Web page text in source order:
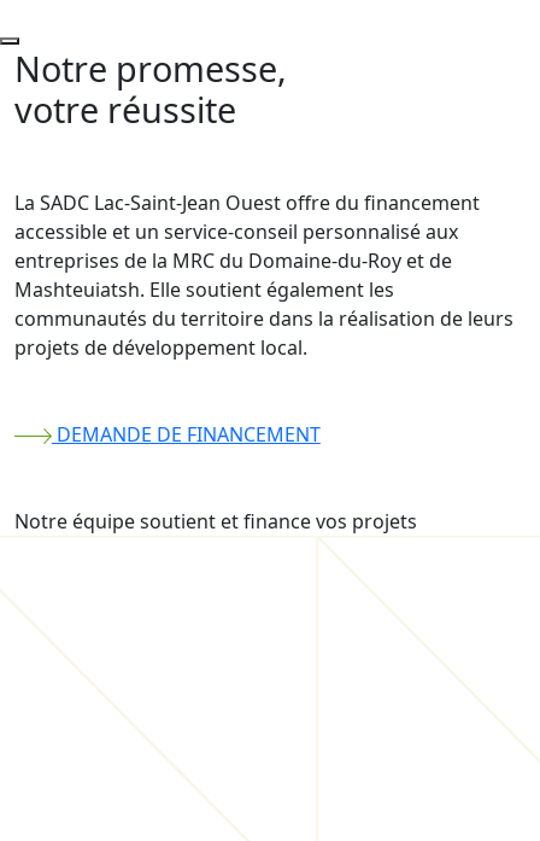
Notre promesse,
votre réussite
La SADC Lac-Saint-Jean Ouest offre du financement
accessible et un service-conseil personnalisé aux
entreprises de la MRC du Domaine-du-Roy et de
Mashteuiatsh. Elle soutient également les
communautés du territoire dans la réalisation de leurs
projets de développement local.
DEMANDE DE FINANCEMENT
Notre équipe soutient et finance vos projets